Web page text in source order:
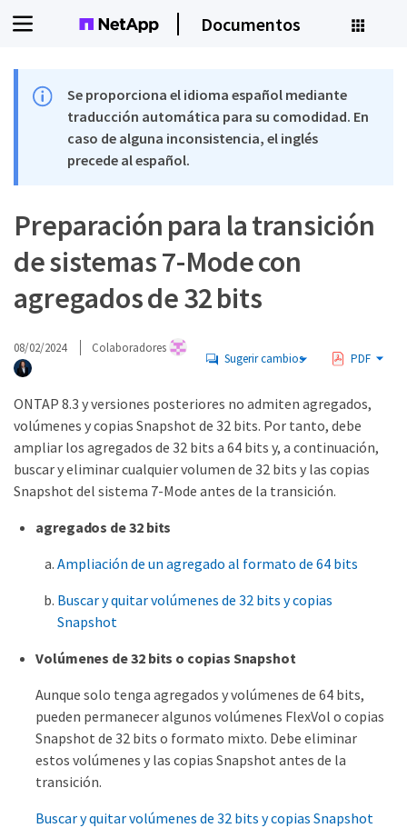
Documentos
Se proporciona el idioma español mediante
traducción automática para su comodidad. En
caso de alguna inconsistencia, el inglés
precede al español.
Preparación para la transición
de sistemas 7-Mode con
agregados de 32 bits
08/02/2024 Colaboradores
Sugerir cambios PDF
ONTAP 8.3 y versiones posteriores no admiten agregados,
volúmenes y copias Snapshot de 32 bits. Por tanto, debe
ampliar los agregados de 32 bits a 64 bits y, a continuación,
buscar y eliminar cualquier volumen de 32 bits y las copias
Snapshot del sistema 7-Mode antes de la transición.
agregados de 32 bits
Ampliación de un agregado al formato de 64 bits
Buscar y quitar volúmenes de 32 bits y copias
Snapshot
Volúmenes de 32 bits o copias Snapshot
Aunque solo tenga agregados y volúmenes de 64 bits,
pueden permanecer algunos volúmenes FlexVol o copias
Snapshot de 32 bits o formato mixto. Debe eliminar
estos volúmenes y las copias Snapshot antes de la
transición.
Buscar y quitar volúmenes de 32 bits y copias Snapshot